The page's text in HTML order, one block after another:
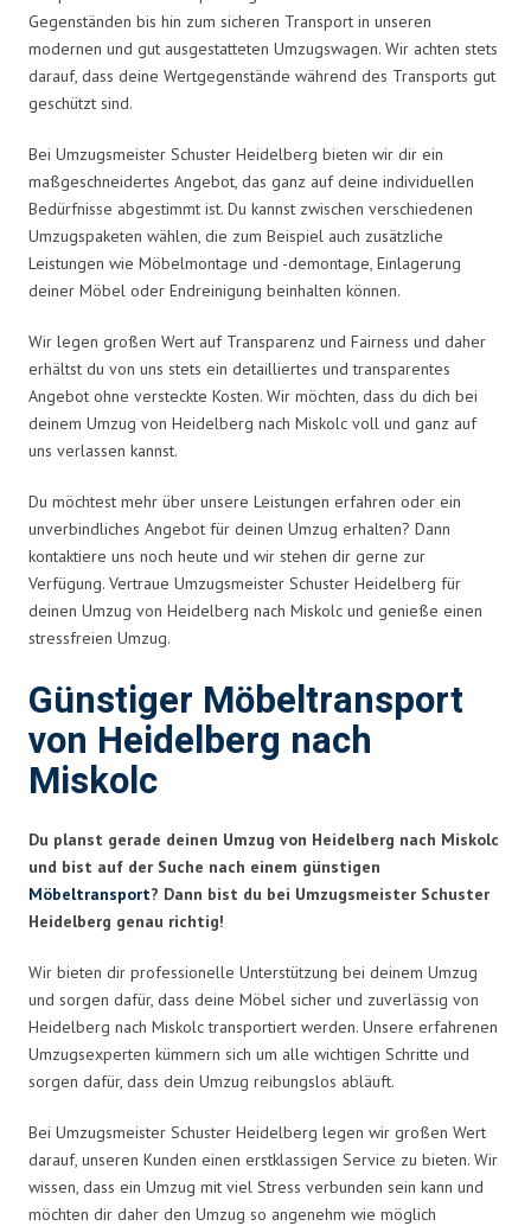
Gegenständen bis hin zum sicheren Transport in unseren
modernen und gut ausgestatteten Umzugswagen. Wir achten stets
darauf, dass deine Wertgegenstände während des Transports gut
geschützt sind.
Bei Umzugsmeister Schuster Heidelberg bieten wir dir ein
maßgeschneidertes Angebot, das ganz auf deine individuellen
Bedürfnisse abgestimmt ist. Du kannst zwischen verschiedenen
Umzugspaketen wählen, die zum Beispiel auch zusätzliche
Leistungen wie Möbelmontage und -demontage, Einlagerung
deiner Möbel oder Endreinigung beinhalten können.
Wir legen großen Wert auf Transparenz und Fairness und daher
erhältst du von uns stets ein detailliertes und transparentes
Angebot ohne versteckte Kosten. Wir möchten, dass du dich bei
deinem Umzug von Heidelberg nach Miskolc voll und ganz auf
uns verlassen kannst.
Du möchtest mehr über unsere Leistungen erfahren oder ein
unverbindliches Angebot für deinen Umzug erhalten? Dann
kontaktiere uns noch heute und wir stehen dir gerne zur
Verfügung. Vertraue Umzugsmeister Schuster Heidelberg für
deinen Umzug von Heidelberg nach Miskolc und genieße einen
stressfreien Umzug.
Günstiger Möbeltransport
von Heidelberg nach
Miskolc
Du planst gerade deinen Umzug von Heidelberg nach Miskolc
und bist auf der Suche nach einem günstigen
Möbeltransport? Dann bist du bei Umzugsmeister Schuster
Heidelberg genau richtig!
Wir bieten dir professionelle Unterstützung bei deinem Umzug
und sorgen dafür, dass deine Möbel sicher und zuverlässig von
Heidelberg nach Miskolc transportiert werden. Unsere erfahrenen
Umzugsexperten kümmern sich um alle wichtigen Schritte und
sorgen dafür, dass dein Umzug reibungslos abläuft.
Bei Umzugsmeister Schuster Heidelberg legen wir großen Wert
darauf, unseren Kunden einen erstklassigen Service zu bieten. Wir
wissen, dass ein Umzug mit viel Stress verbunden sein kann und
möchten dir daher den Umzug so angenehm wie möglich